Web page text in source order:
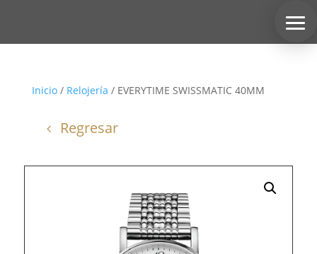
Inicio/ Relojería / EVERYTIME SWISSMATIC 40MM
Regresar